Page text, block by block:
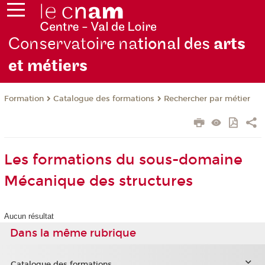
Conservatoire national des arts
et métiers
Formation Catalogue des formations Rechercher par métier
Les formations du sous-domaine
Mécanique des structures
Aucun résultat
Dans la même rubrique